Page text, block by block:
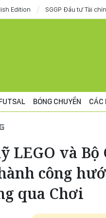
Edition SGGP Đầu tư Tài
BÓNG CHUYỀN CÁC
LEGO và
công
qua Chơi